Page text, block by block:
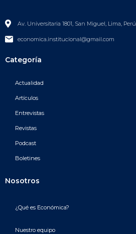
Av. Universitaria 1801, San Miguel, Lima, Perú
economica.institucional@gmail.com
Categoría
Actualidad
Artículos
Entrevistas
Revistas
Podcast
Boletines
Nosotros
¿Qué es Económica?
Nuestro equipo